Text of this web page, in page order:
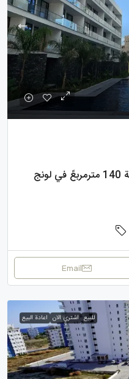
شقة مفروشة بغرفتي نوم بمساحة 140 مترمربعً في لونج
Email
للبيع اشتري الان اعادة البيع